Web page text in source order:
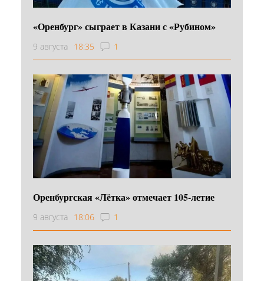
«Оренбург» сыграет в Казани с «Рубином»
9 августа 18:35 1
Оренбургская «Лётка» отмечает 105-летие
9 августа 18:06 1